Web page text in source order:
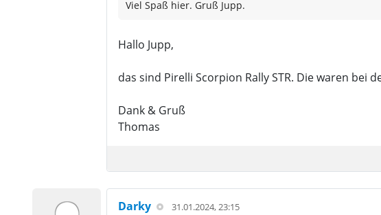
Viel Spaß hier. Gruß Jupp.
Hallo Jupp,
das sind Pirelli Scorpion Rally STR. Die waren
Dank & Gruß
Thomas
Darky 31.01.2024, 23:15